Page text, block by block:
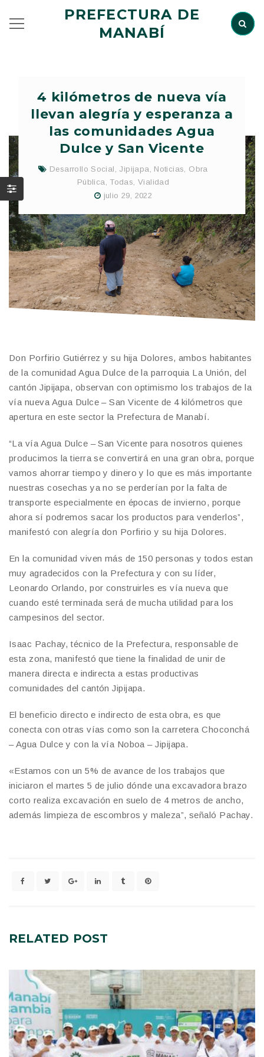
PREFECTURA DE
MANABÍ
4 kilómetros de nueva vía
llevan alegría y esperanza a
las comunidades Agua
Dulce y San Vicente
Desarrollo Social , Jipijapa, Noticias, Obra
Pública, Todas,Vialidad
julio 29, 2022
Don Porfirio Gutiérrez y su hija Dolores, ambos habitantes
de la comunidad Agua Dulce de la parroquia La Unión, del
cantón Jipijapa, observan con optimismo los trabajos de la
vía nueva Agua Dulce – San Vicente de 4 kilómetros que
apertura en este sector la Prefectura de Manabí.
“La vía Agua Dulce – San Vicente para nosotros quienes
producimos la tierra se convertirá en una gran obra, porque
vamos ahorrar tiempo y dinero y lo que es más importante
nuestras cosechas ya no se perderían por la falta de
transporte especialmente en épocas de invierno, porque
ahora sí podremos sacar los productos para venderlos”,
manifestó con alegría don Porfirio y su hija Dolores.
En la comunidad viven más de 150 personas y todos estan
muy agradecidos con la Prefectura y con su líder,
Leonardo Orlando, por construirles es vía nueva que
cuando esté terminada será de mucha utilidad para los
campesinos del sector.
Isaac Pachay, técnico de la Prefectura, responsable de
esta zona, manifestó que tiene la finalidad de unir de
manera directa e indirecta a estas productivas
comunidades del cantón Jipijapa.
El beneficio directo e indirecto de esta obra, es que
conecta con otras vías como son la carretera Choconchá
– Agua Dulce y con la vía Noboa – Jipijapa.
«Estamos con un 5% de avance de los trabajos que
iniciaron el martes 5 de julio dónde una excavadora brazo
corto realiza excavación en suelo de 4 metros de ancho,
además limpieza de escombros y maleza”, señaló Pachay.
RELATED POST